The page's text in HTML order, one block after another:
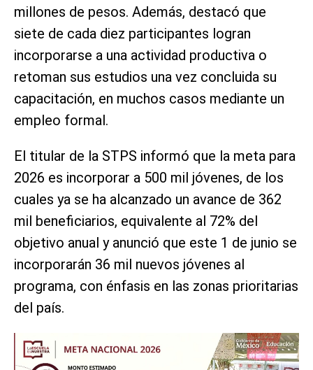
millones de pesos. Además, destacó que
siete de cada diez participantes logran
incorporarse a una actividad productiva o
retoman sus estudios una vez concluida su
capacitación, en muchos casos mediante un
empleo formal.
El titular de la STPS informó que la meta para
2026 es incorporar a 500 mil jóvenes, de los
cuales ya se ha alcanzado un avance de 362
mil beneficiarios, equivalente al 72% del
objetivo anual y anunció que este 1 de junio se
incorporarán 36 mil nuevos jóvenes al
programa, con énfasis en las zonas prioritarias
del país.